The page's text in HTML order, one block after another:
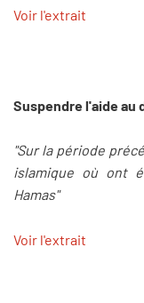
Voir l'extrait
Suspendre l'aide au
"Sur la période
islamique où ont
Hamas"
Voir l'extrait